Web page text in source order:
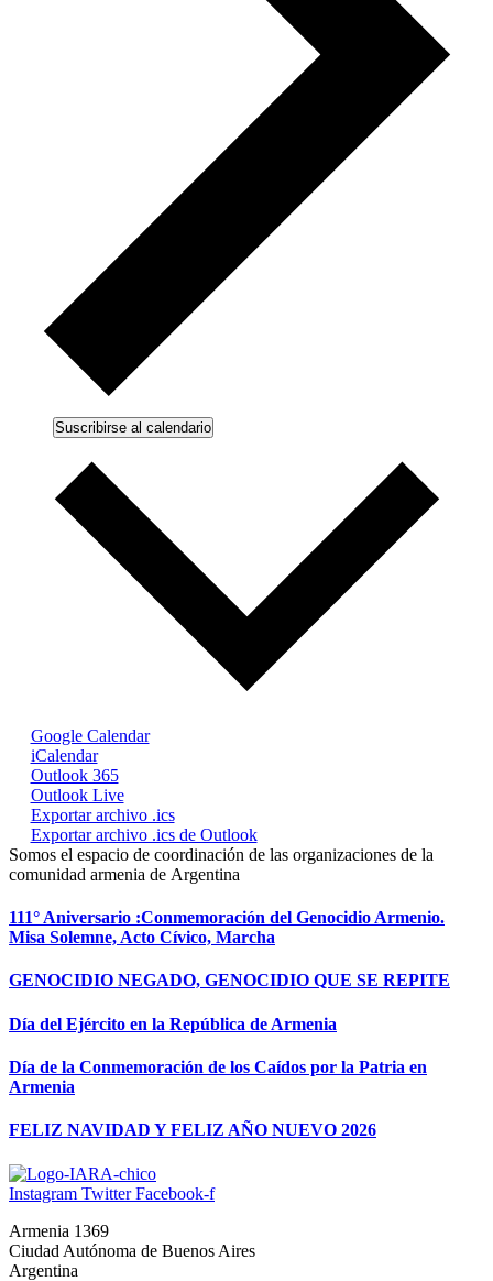
Suscribirse al calendario
Google Calendar
iCalendar
Outlook 365
Outlook Live
Exportar archivo .ics
Exportar archivo .ics de Outlook
Somos el espacio de coordinación de las organizaciones de la
comunidad armenia de Argentina
111° Aniversario :Conmemoración del Genocidio Armenio.
Misa Solemne, Acto Cívico, Marcha
GENOCIDIO NEGADO, GENOCIDIO QUE SE REPITE
Día del Ejército en la República de Armenia
Día de la Conmemoración de los Caídos por la Patria en
Armenia
FELIZ NAVIDAD Y FELIZ AÑO NUEVO 2026
Instagram Twitter Facebook-f
Armenia 1369
Ciudad Autónoma de Buenos Aires
Argentina